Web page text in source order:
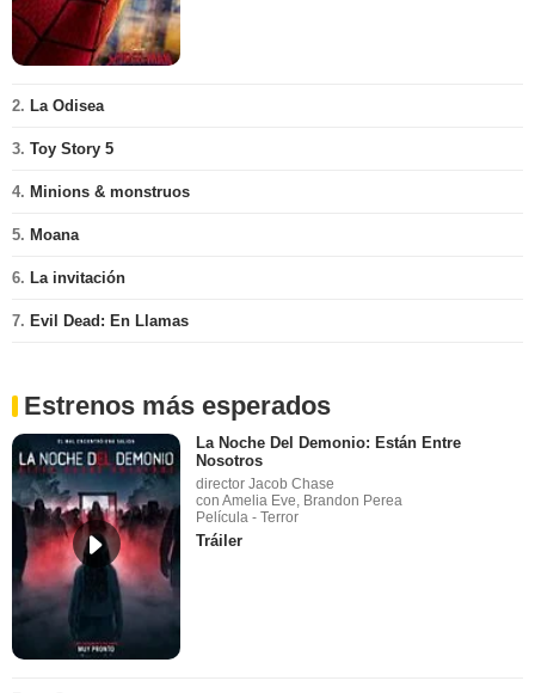
2. La Odisea
3. Toy Story 5
4. Minions & monstruos
5. Moana
6. La invitación
7. Evil Dead: En Llamas
Estrenos más esperados
La Noche Del Demonio: Están Entre
Nosotros
director Jacob Chase
con Amelia Eve, Brandon Perea
Película - Terror
Tráiler